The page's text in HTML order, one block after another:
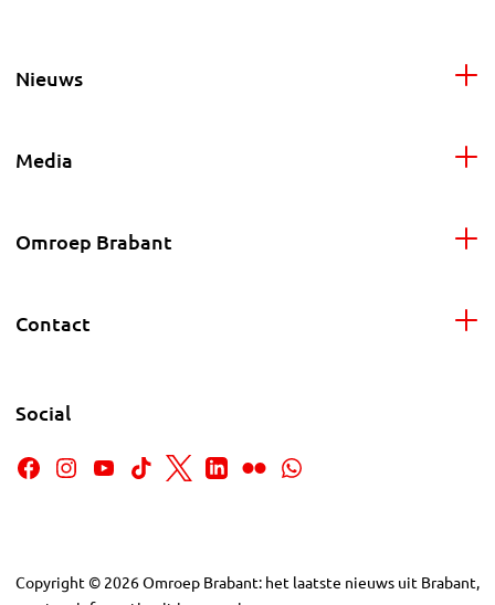
Nieuws
Media
Omroep Brabant
Contact
Social
Copyright © 2026Omroep Brabant: het laatste nieuws uit Brabant,